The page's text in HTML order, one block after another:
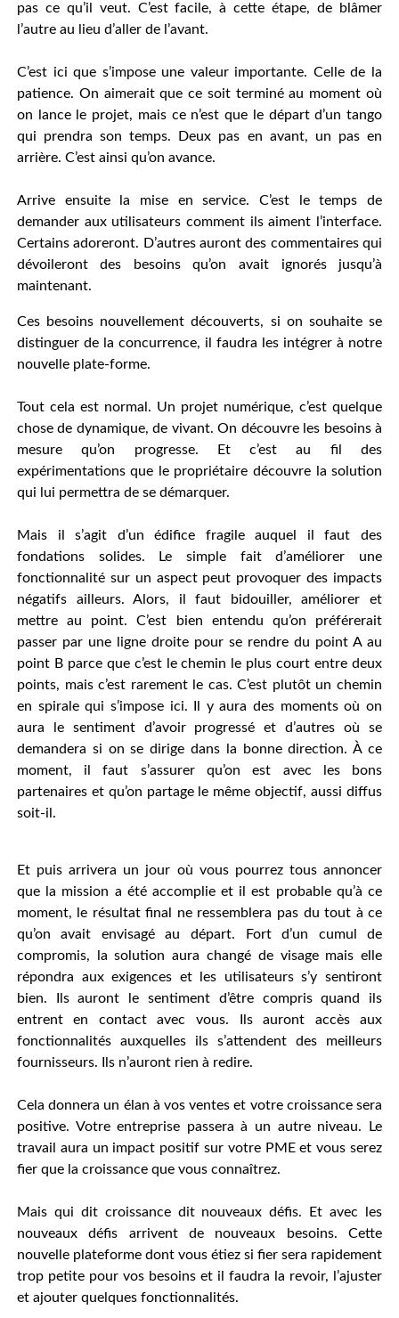
pas ce qu’il veut. C’est facile, à cette étape, de blâmer
l’autre au lieu d’aller de l’avant.
C’est ici que s’impose une valeur importante. Celle de la
patience. On aimerait que ce soit terminé au moment où
on lance le projet, mais ce n’est que le départ d’un tango
qui prendra son temps. Deux pas en avant, un pas en
arrière. C’est ainsi qu’on avance.
Arrive ensuite la mise en service. C’est le temps de
demander aux utilisateurs comment ils aiment l’interface.
Certains adoreront. D’autres auront des commentaires qui
dévoileront des besoins qu’on avait ignorés jusqu’à
maintenant.
Ces besoins nouvellement découverts, si on souhaite se
distinguer de la concurrence, il faudra les intégrer à notre
nouvelle plate-forme.
Tout cela est normal. Un projet numérique, c’est quelque
chose de dynamique, de vivant. On découvre les besoins à
mesure qu’on progresse. Et c’est au fil des
expérimentations que le propriétaire découvre la solution
qui lui permettra de se démarquer.
Mais il s’agit d’un édifice fragile auquel il faut des
fondations solides. Le simple fait d’améliorer une
fonctionnalité sur un aspect peut provoquer des impacts
négatifs ailleurs. Alors, il faut bidouiller, améliorer et
mettre au point. C’est bien entendu qu’on préférerait
passer par une ligne droite pour se rendre du point A au
point B parce que c’est le chemin le plus court entre deux
points, mais c’est rarement le cas. C’est plutôt un chemin
en spirale qui s’impose ici. Il y aura des moments où on
aura le sentiment d’avoir progressé et d’autres où se
demandera si on se dirige dans la bonne direction. À ce
moment, il faut s’assurer qu’on est avec les bons
partenaires et qu’on partage le même objectif, aussi diffus
soit-il.
Et puis arrivera un jour où vous pourrez tous annoncer
que la mission a été accomplie et il est probable qu’à ce
moment, le résultat final ne ressemblera pas du tout à ce
qu’on avait envisagé au départ. Fort d’un cumul de
compromis, la solution aura changé de visage mais elle
répondra aux exigences et les utilisateurs s’y sentiront
bien. Ils auront le sentiment d’être compris quand ils
entrent en contact avec vous. Ils auront accès aux
fonctionnalités auxquelles ils s’attendent des meilleurs
fournisseurs. Ils n’auront rien à redire.
Cela donnera un élan à vos ventes et votre croissance sera
positive. Votre entreprise passera à un autre niveau. Le
travail aura un impact positif sur votre PME et vous serez
fier que la croissance que vous connaîtrez.
Mais qui dit croissance dit nouveaux défis. Et avec les
nouveaux défis arrivent de nouveaux besoins. Cette
nouvelle plateforme dont vous étiez si fier sera rapidement
trop petite pour vos besoins et il faudra la revoir, l’ajuster
et ajouter quelques fonctionnalités.